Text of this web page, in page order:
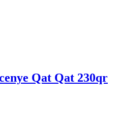
Qat Qat 230qr